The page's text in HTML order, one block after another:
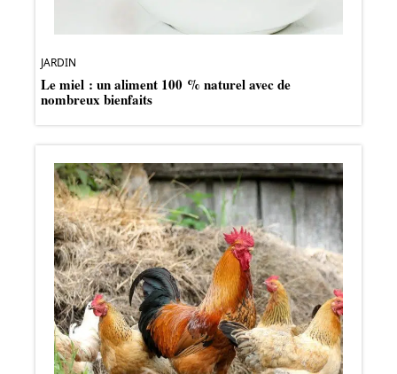
JARDIN
Le miel : un aliment 100 % naturel avec de
nombreux bienfaits